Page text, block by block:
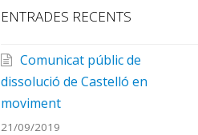
ENTRADES RECENTS
Comunicat públic de
dissolució de Castelló en
moviment
21/09/2019